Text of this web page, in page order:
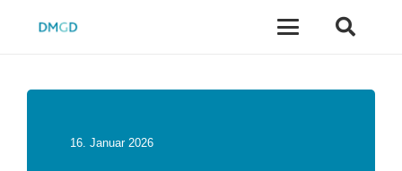
16. Januar 2026